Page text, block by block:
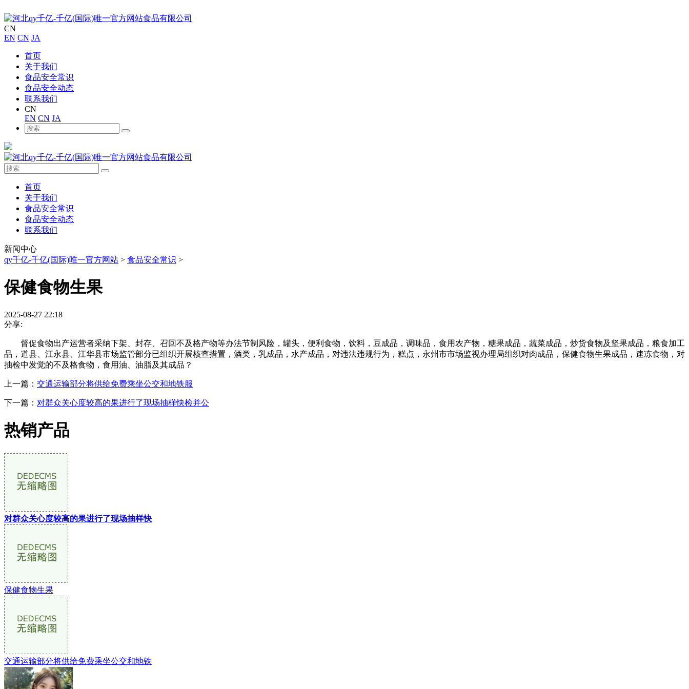
CN
EN CN JA
首页
关于我们
食品安全常识
食品安全动态
联系我们
CN
EN CN JA
首页
关于我们
食品安全常识
食品安全动态
联系我们
新闻中心
qy千亿-千亿(国际)唯一官方网站 > 食品安全常识 >
保健食物生果
2025-08-27 22:18
分享:
督促食物出产运营者采纳下架、封存、召回不及格产物等办法节制风险，罐头，便利食物，饮料，豆成品，调味品，食用农产物，糖果成品，蔬菜成品，炒货食物及坚果成品，粮食加工
品，道县、江永县、江华县市场监管部分已组织开展核查措置，酒类，乳成品，水产成品，对违法违规行为，糕点，永州市市场监视办理局组织对肉成品，保健食物生果成品，速冻食物，对
抽检中发觉的不及格食物，食用油、油脂及其成品？
上一篇： 交通运输部分将供给免费乘坐公交和地铁服
下一篇： 对群众关心度较高的果进行了现场抽样快检并公
热销产品
对群众关心度较高的果进行了现场抽样快
保健食物生果
交通运输部分将供给免费乘坐公交和地铁